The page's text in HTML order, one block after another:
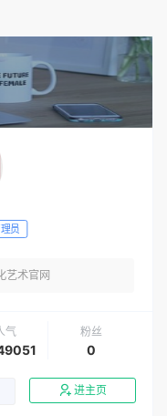
员
艺术官网
气 粉丝
0
进主页